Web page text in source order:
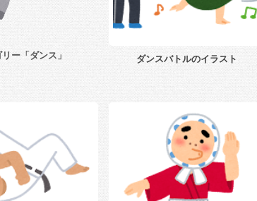
ー「ダンス」 ダンスバトルのイラスト